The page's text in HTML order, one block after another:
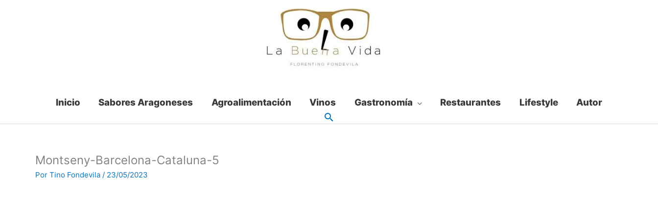
Inicio Sabores Aragoneses Agroalimentación Vinos Gastronomía Restaurantes Lifestyle Autor
Montseny-Barcelona-Cataluna-5
Por Tino Fondevila / 23/05/2023